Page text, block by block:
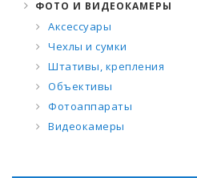
ФОТО И ВИДЕОКАМЕРЫ
Аксессуары
Чехлы и сумки
Штативы, крепления
Объективы
Фотоаппараты
Видеокамеры